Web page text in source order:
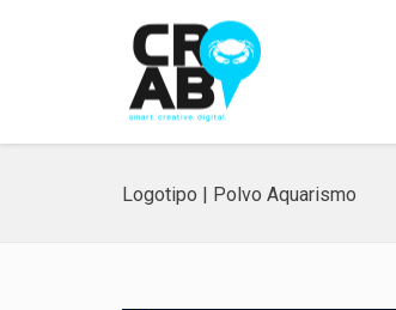
Logotipo | Polvo Aquarismo